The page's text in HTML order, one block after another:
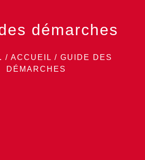
démarches
/ ACCUEIL / GUIDE DES
DÉMARCHES